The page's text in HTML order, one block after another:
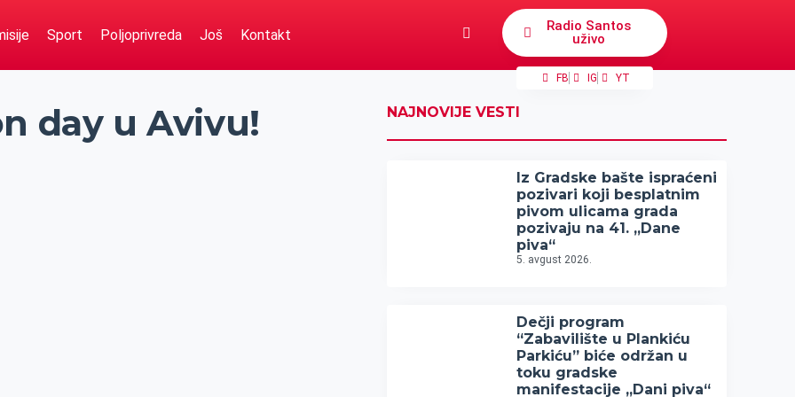
Sport Poljoprivreda Još Kontakt
Radio Santos
uživo
FB IG YT
day u Avivu! NAJNOVIJE VESTI
Iz Gradske bašte ispraćeni
pozivari koji besplatnim
pivom ulicama grada
pozivaju na 41. „Dane
piva“
5. avgust 2026.
Dečji program
“Zabavilište u Plankiću
Parkiću” biće održan u
toku gradske
manifestacije „Dani piva“